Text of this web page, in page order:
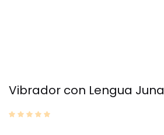
Vibrador con Lengua Juna